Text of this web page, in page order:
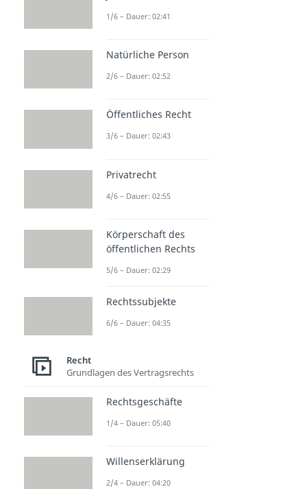
1/6 – Dauer: 02:41
Natürliche Person
2/6 – Dauer: 02:52
Öffentliches Recht
3/6 – Dauer: 02:43
Privatrecht
4/6 – Dauer: 02:55
Körperschaft des
öffentlichen Rechts
5/6 – Dauer: 02:29
Rechtssubjekte
6/6 – Dauer: 04:35
Recht
Grundlagen des Vertragsrechts
Rechtsgeschäfte
1/4 – Dauer: 05:40
Willenserklärung
2/4 – Dauer: 04:20